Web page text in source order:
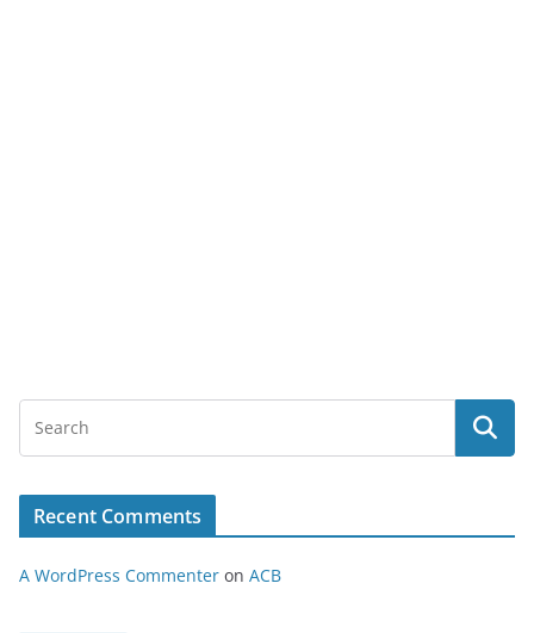
Recent Comments
A WordPress Commenter on ACB